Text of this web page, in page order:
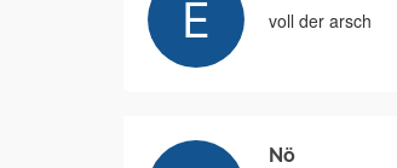
voll der arsch
Nö